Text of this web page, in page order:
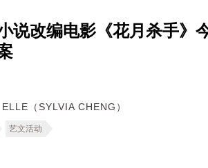
说改编电影《花月杀手》
ELLE（SYLVIA CHENG）
艺文活动